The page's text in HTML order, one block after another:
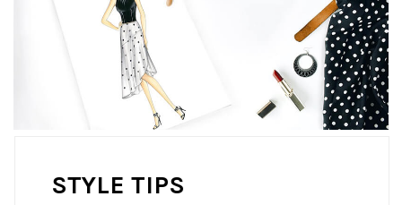
STYLE TIPS